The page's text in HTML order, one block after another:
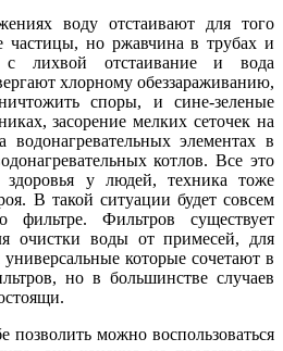
воду отстаивают для того
частицы, но ржавчина в трубах и
лихвой отстаивание и вода
хлорному обеззараживанию,
споры, и сине-зеленые
засорение мелких сеточек на
элементах в
котлов. Все это
у людей, техника тоже
В такой ситуации будет совсем
Фильтров существует
очистки воды от примесей, для
которые сочетают в
но в большинстве случаев
позволить можно воспользоваться